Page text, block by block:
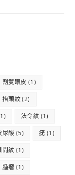
割雙眼皮 (1)
抬頭紋(2)
法令紋 (1)
尿酸 (5) 疣 (1)
間紋 (1)
腫瘤 (1)